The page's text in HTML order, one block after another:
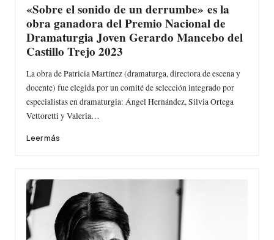
«Sobre el sonido de un derrumbe» es la
obra ganadora del Premio Nacional de
Dramaturgia Joven Gerardo Mancebo del
Castillo Trejo 2023
La obra de Patricia Martínez (dramaturga, directora de escena y
docente) fue elegida por un comité de selección integrado por
especialistas en dramaturgia: Ángel Hernández, Silvia Ortega
Vettoretti y Valeria…
Leer más